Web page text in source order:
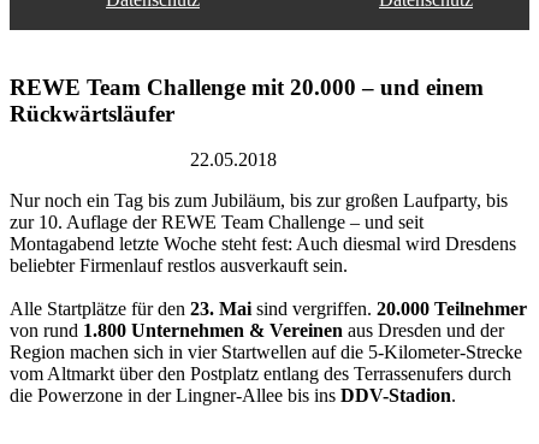
REWE Team Challenge mit 20.000 – und einem
Rückwärtsläufer
22.05.2018
Nur noch ein Tag bis zum Jubiläum, bis zur großen Laufparty, bis
zur 10. Auflage der REWE Team Challenge – und seit
Montagabend letzte Woche steht fest: Auch diesmal wird Dresdens
beliebter Firmenlauf restlos ausverkauft sein.
Alle Startplätze für den 23. Maisind vergriffen. 20.000 Teilnehmer
von rund 1.800 Unternehmen & Vereinen aus Dresden und der
Region machen sich in vier Startwellen auf die 5-Kilometer-Strecke
vom Altmarkt über den Postplatz entlang des Terrassenufers durch
die Powerzone in der Lingner-Allee bis ins DDV-Stadion.